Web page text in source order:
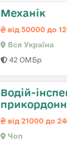
Механік
від 50000 до
Вся Україна
42 ОМБр
Водій-
від 21000 до
Чоп